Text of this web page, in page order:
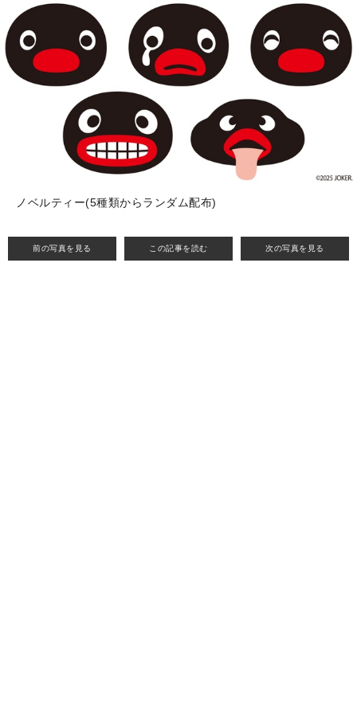
前の写真を見る この記事を読む 次の写真を見る
ノベルティー(5種類からランダム配布)